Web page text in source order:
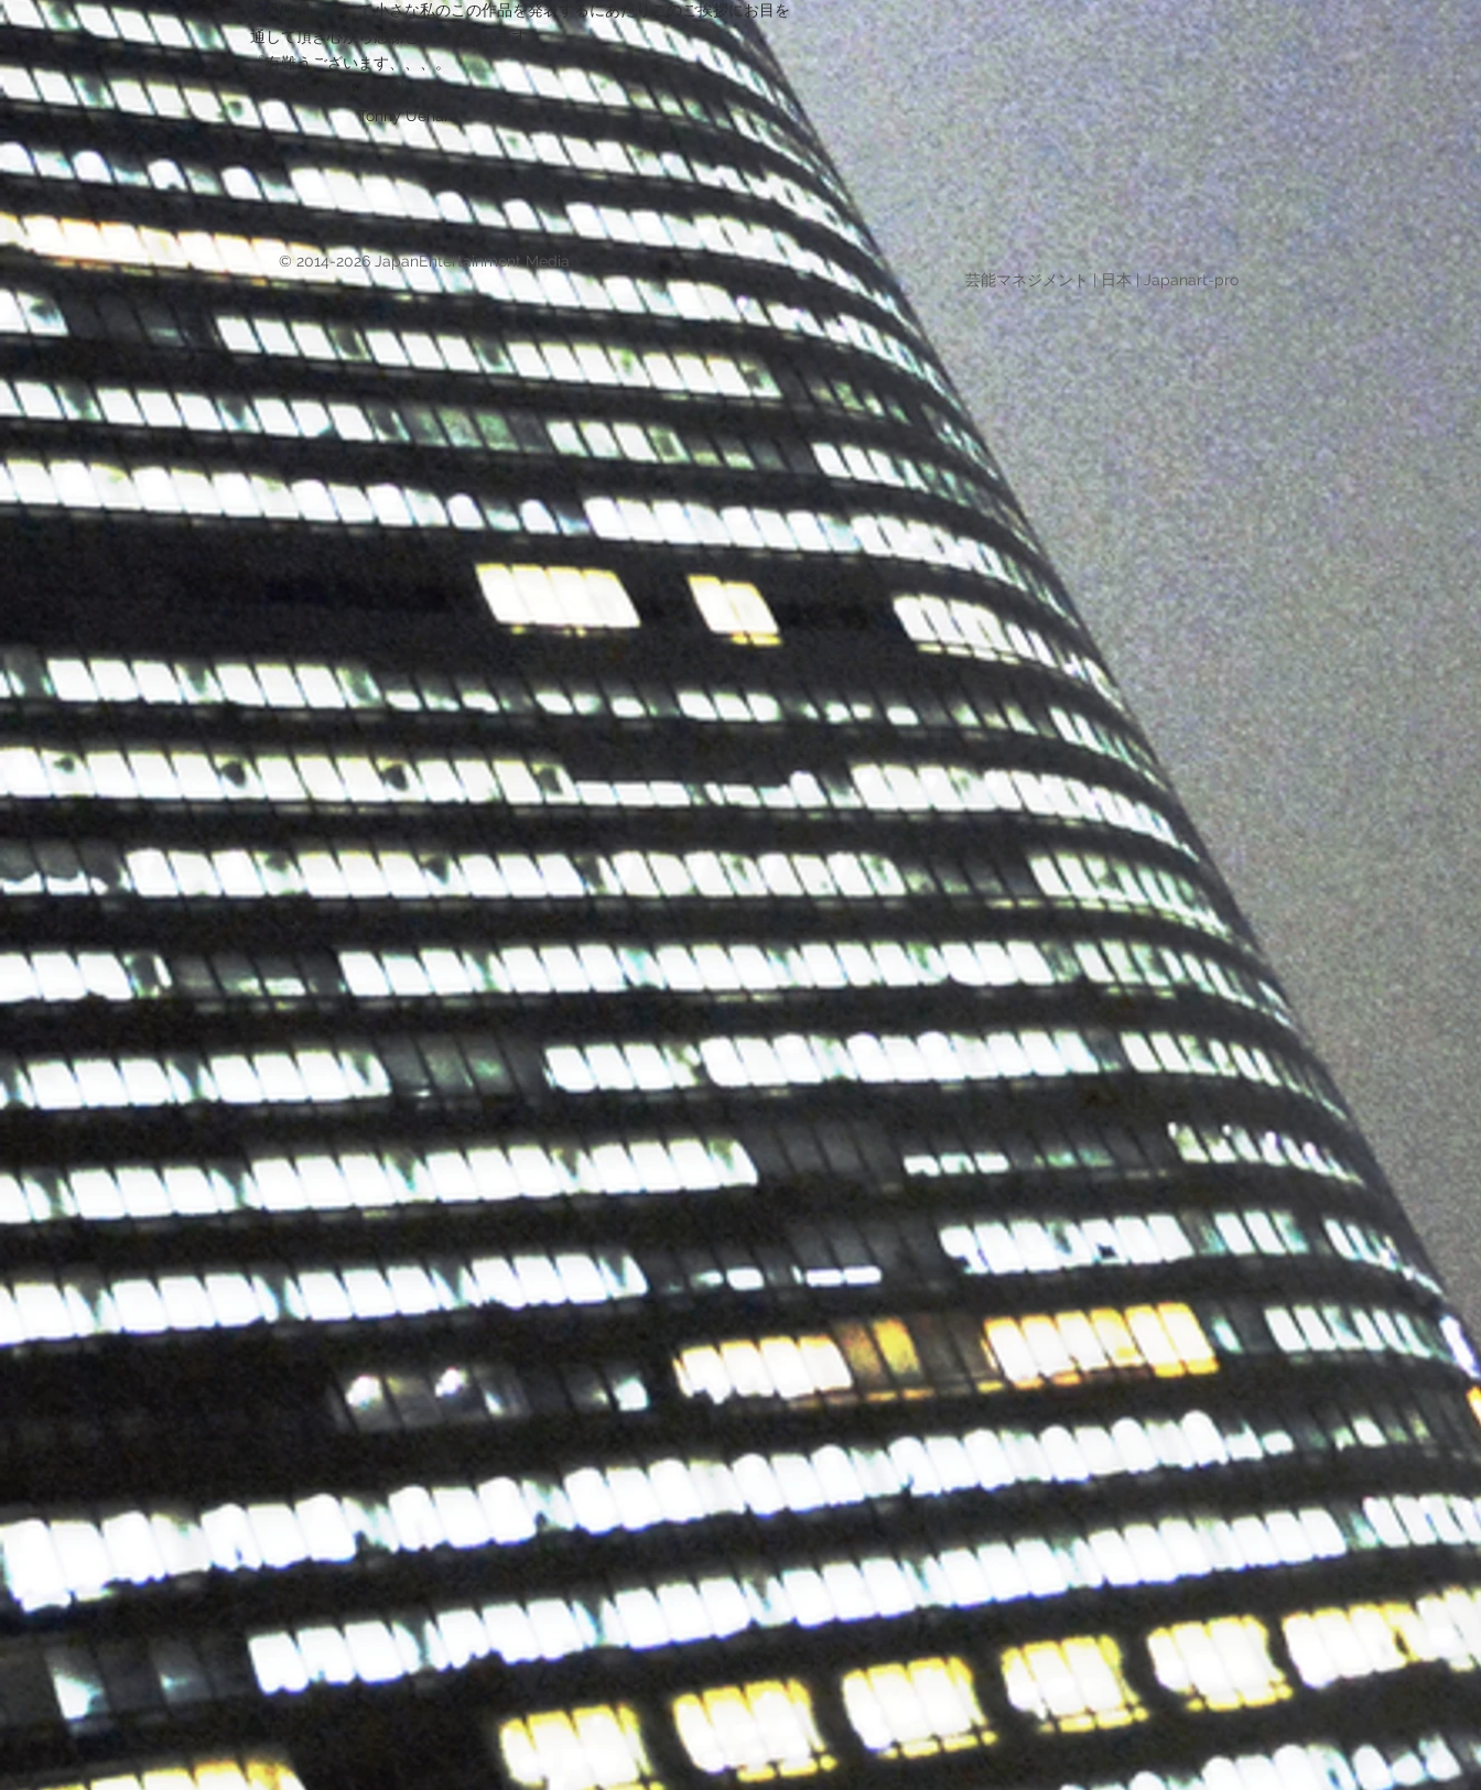
この作品、そして小さな私のこの作品を発表するにあたりこのご挨拶にお目を
通して頂き心から感謝と敬意を表します。
『有難うございます、、、。
心の源から感謝 』
Tonny Uehara
© 2014-2026 JapanEntertainment Media
芸能マネジメント | 日本 | Japanart-pro